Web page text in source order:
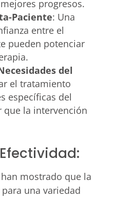
progresos.
Paciente: Una
entre el
pueden potenciar
del
el tratamiento
específicas del
que la intervención
mostrado que la
una variedad